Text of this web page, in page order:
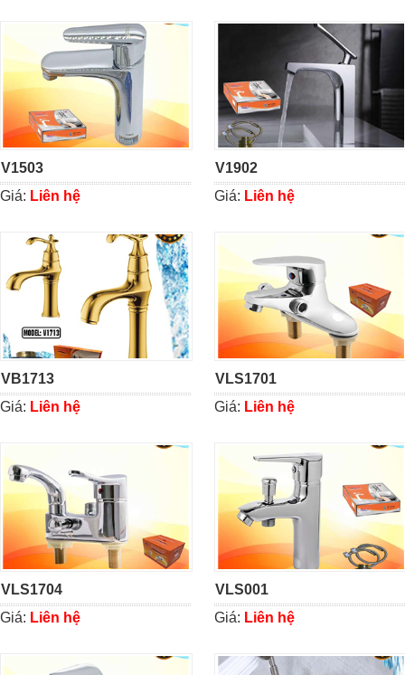
V1503
Giá: Liên hệ
V1902
Giá: Liên hệ
VB1713
Giá: Liên hệ
VLS1701
Giá: Liên hệ
VLS1704
Giá: Liên hệ
VLS001
Giá: Liên hệ